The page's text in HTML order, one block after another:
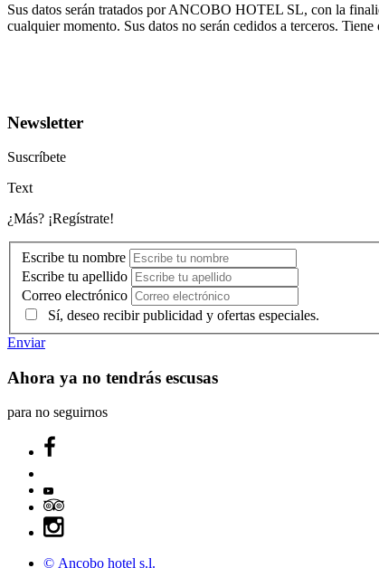
Sus datos serán tratados por ANCOBO HOTEL SL, con la
cualquier momento. Sus datos no serán cedidos a terceros.
Newsletter
Suscríbete
Text
¿Más? ¡Regístrate!
Escribe tu nombre
Escribe tu apellido
Correo electrónico
Sí, deseo recibir publicidad y ofertas especiales.
Enviar
Ahora ya no tendrás escusas
para no seguirnos
© Ancobo hotel s.l.